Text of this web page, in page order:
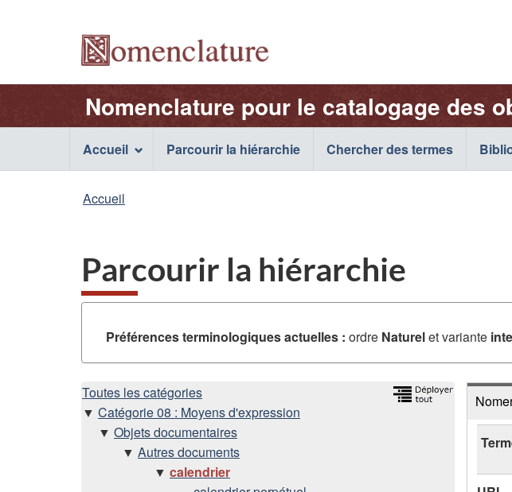
Sélection
de
la
langue
/
Nomenclature
Nom
de
l'application
Web
Nomenclature pour le catalogage des
Main
navigation
Accueil Parcourir la hiérarchie Chercher des termes
Accueil
Parcourir la hiérarchie
Préférences terminologiques actuelles : ordre Naturelet variante
H
Toutes les catégories
Catégorie 08 : Moyens d'expression
Objets documentaires
Autres documents
calendrier
D
o